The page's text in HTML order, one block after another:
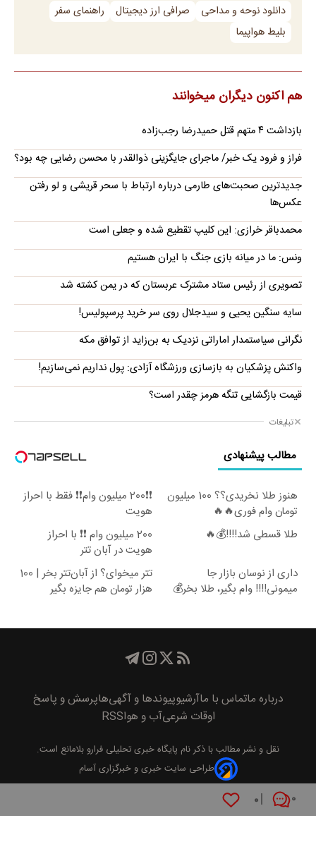
۰ ۰
دانلود نوحه و مداحی صرافی ارز دیجیتال
راهنمای سفر
بلیط هواپیما
هم اکنون دیگران میخوانند
بازداشت ۴ متهم قتل حمیدرضا رجب‌زاده
فراز و فرود یک خبر/ ماجرای جایگزینی ذوالقدر با محسن رضایی چه بود؟
جدیدترین صحبت‌های طارمی درباره ارتباط با سحر قریشی و لو رفتن
عکس‌ها
محمدباقر خرازی: این کلیپ تقطیع شده و جعلی است
ونس: ما در میانه بازی جنگ با ایران هستیم
تصویری از رئیس ستاد مشترک عربستان که در یمن کشته شد
سایه سنگین یحیی و سیدجلال روی سر خرید پرسپولیس!
نگرانی سیاستمدار اماراتی نزدیک به بن‌زاید از توافق مکه
واکنش پزشکیان به بازسازی ورزشگاه آزادی: پول نداریم نمی‌سازیم!
قیمت بازگشایی تنگه هرمز چقدر است؟
تبلیغات
مطالب پیشنهادی
هنوز طلا نخریدی؟؟ 100 میلیون
تومان وام فوری🔥🔥
❗❗200 میلیون وام❗❗ فقط با احراز
هویت
طلا قسطی شد!!!!💰🔥
200 میلیون وام ❗❗ با احراز
هویت در آبان تتر
داری از نوسان بازار جا
میمونی!!!! وام بگیر، طلا بخر💰
تتر میخوای؟ از آبان‌تتر بخر | 100
هزار تومان هم جایزه بگیر
درباره ماتماس با ماآرشیوپیوند‌ها و آگهی‌هاپرسش و پاسخ
اوقات شرعیآب و هواRSS
نقل و نشر مطالب با ذکر نام پايگاه خبری تحليلی فرارو بلامانع است.
طراحی سایت خبری و خبرگزاری آسام